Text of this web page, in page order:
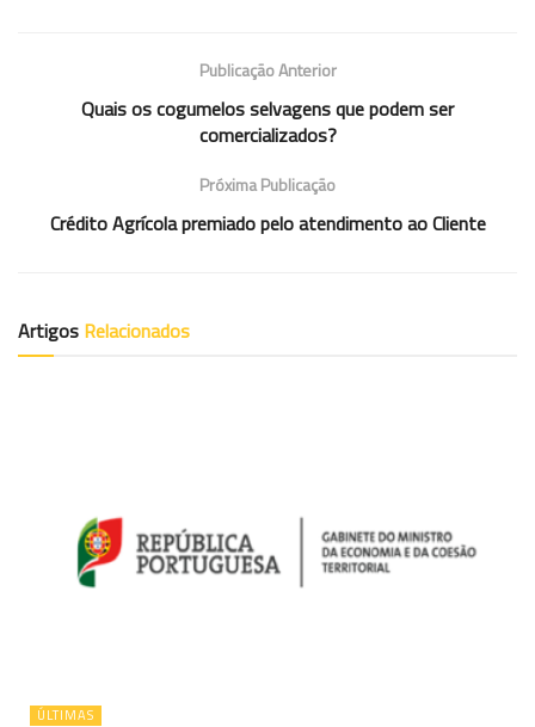
Publicação Anterior
Quais os cogumelos selvagens que podem ser
comercializados?
Próxima Publicação
Crédito Agrícola premiado pelo atendimento ao Cliente
Artigos Relacionados
ÚLTIMAS